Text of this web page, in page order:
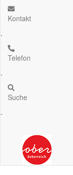
Kontakt
.
Telefon
.
Suche
.